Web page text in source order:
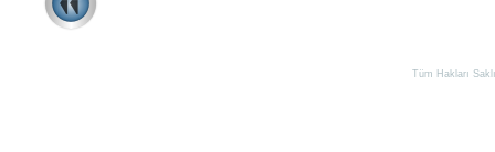
Tüm Hakları